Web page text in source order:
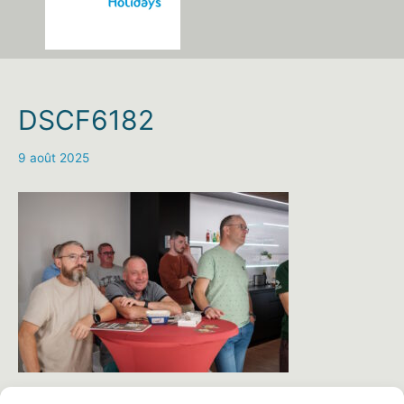
DSCF6182
9 août 2025